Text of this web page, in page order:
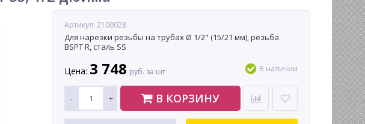
Артикул: 2100028
Для нарезки резьбы на трубах Ø 1/2" (15/21 мм), резьба
BSPT R, сталь SS
Цена: 3 748 руб. за шт В наличии
- + В КОРЗИНУ